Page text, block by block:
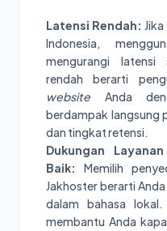
Latensi Rendah:
Indonesia,
mengurangi latensi
rendah berarti
website Anda
berdampak langsung
dan tingkat retensi.
Dukungan
Baik:
Memilih
Jakhoster berarti
dalam bahasa
membantu Anda